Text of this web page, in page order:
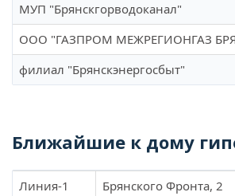
МУП "Брянскгорводоканал"
ООО "ГАЗПРОМ МЕЖРЕГИОНГАЗ
филиал "Брянскэнергосбыт"
Ближайшие к дому
Линия-1 Брянского Фронта, 2